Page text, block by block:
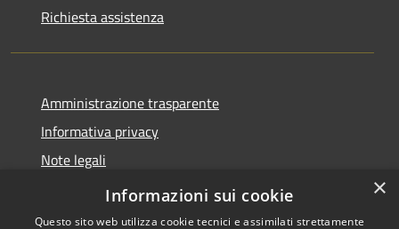
Richiesta assistenza
Amministrazione trasparente
Informativa privacy
Note legali
Dichiarazione di accessibilità
×
Informazioni sui cookie
Questo sito web utilizza cookie tecnici e assimilati strettamente